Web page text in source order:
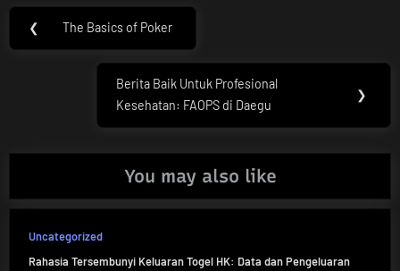
Post
navigation
❮
Previous
The Basics of Poker
Next
Post:
Berita Baik Untuk Profesional
Kesehatan: FAOPS di Daegu
❯
You may also like
Uncategorized
Rahasia Tersembunyi Keluaran Togel HK: Data dan Pengeluaran